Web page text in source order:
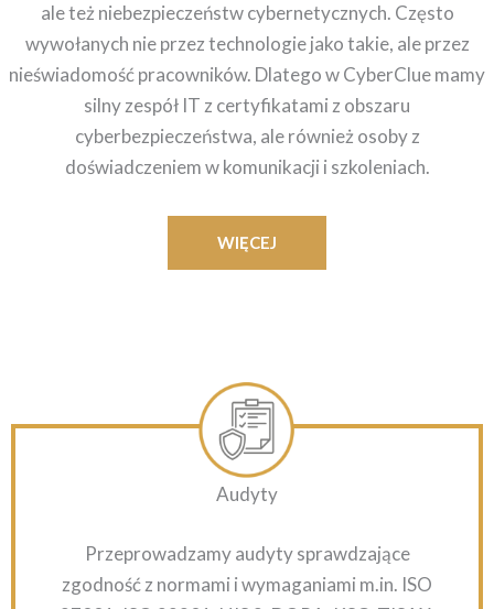
ale też niebezpieczeństw cybernetycznych. Często
wywołanych nie przez technologie jako takie, ale przez
nieświadomość pracowników. Dlatego w CyberClue mamy
silny zespół IT z certyfikatami z obszaru
cyberbezpieczeństwa, ale również osoby z
doświadczeniem w komunikacji i szkoleniach.
WIĘCEJ
Audyty
Przeprowadzamy audyty sprawdzające
zgodność z normami i wymaganiami m.in. ISO